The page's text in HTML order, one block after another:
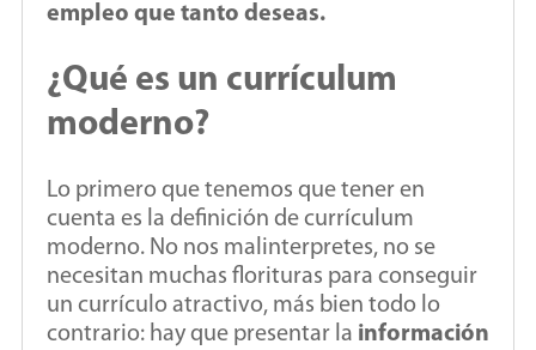
empleo que tanto deseas.
¿Qué es un currículum
moderno?
Lo primero que tenemos que tener en
cuenta es la definición de currículum
moderno. No nos malinterpretes, no se
necesitan muchas florituras para conseguir
un currículo atractivo, más bien todo lo
contrario: hay que presentar la información